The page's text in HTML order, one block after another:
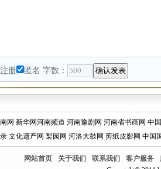
注册 匿名 字数：
网 新华网河南频道 河南豫剧网 河南省书画网 中
文化遗产网 梨园网 河洛大鼓网 剪纸皮影网 中国
网站首页 关于我们 联系我们 客户服务